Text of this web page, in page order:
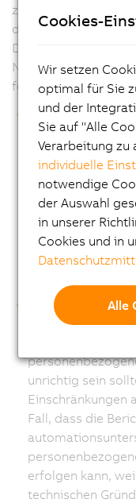
zuständige
dem Sie leben,
Neben dem Recht
folgende Rechte zu:
Auskunftsrecht:
jederzeit auf
über Ihre von
Daten im
Dieses Recht ist
des§ 4 Abs. 6
insbesondere
dieser Auskunft
gefährdet würde.
Recht auf
Art. 16 DSGVO,
unrichtig sein
Einschränkungen
Fall, dass die
erfolgen kann,
technischen
Cookies-
Wir setzen
optimal für Sie
und der
Sie auf "Alle
Verarbeitung zu
individuelle
notwendige
der Auswahl
in unserer
Cookies und in
Alle